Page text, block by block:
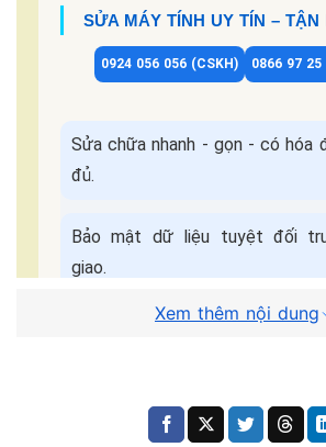
SỬA MÁY TÍNH UY TÍN – TẬN
0924 056 056 (CSKH) 0866 97 25
Sửa chữa nhanh - gọn - có hóa
đủ.
Bảo mật dữ liệu tuyệt đối
giao.
Bảo hành đầy đủ, hỗ trợ chu
Cam kết dịch
Báo giá minh
Xem thêm nội dung